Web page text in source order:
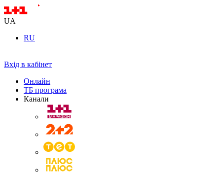
UA
RU
Вхід в кабінет
Онлайн
ТБ програма
Канали